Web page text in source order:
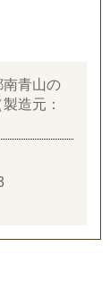
南青山の
造元：